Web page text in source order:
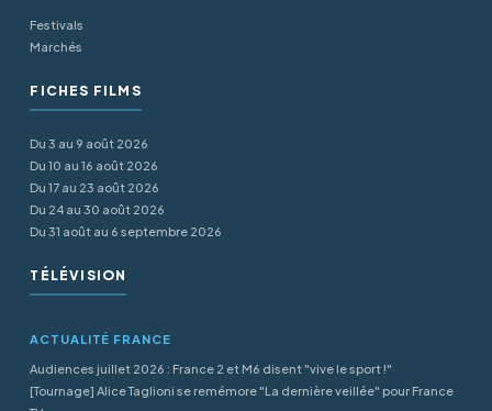
Festivals
Marchés
FICHES FILMS
Du 3 au 9 août 2026
Du 10 au 16 août 2026
Du 17 au 23 août 2026
Du 24 au 30 août 2026
Du 31 août au 6 septembre 2026
TÉLÉVISION
ACTUALITÉ FRANCE
Audiences juillet 2026 : France 2 et M6 disent "vive le sport !"
[Tournage] Alice Taglioni se remémore "La dernière veillée" pour France